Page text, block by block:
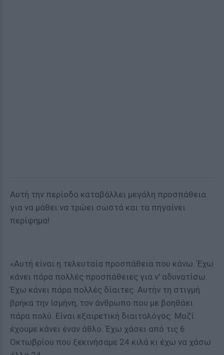
Αυτή την περίοδο καταβάλλει μεγάλη προσπάθεια
για να μάθει να τρώει σωστά και τα πηγαίνει
περίφημα!
«Αυτή είναι η τελευταία προσπάθεια που κάνω. Έχω
κάνει πάρα πολλές προσπάθειες για ν' αδυνατίσω.
Έχω κάνει πάρα πολλές δίαιτες. Αυτήν τη στιγμή
βρήκα την Ισμήνη, τον άνθρωπο που με βοηθάει
πάρα πολύ. Είναι εξαιρετική διαιτολόγος. Μαζί
έχουμε κάνει έναν άθλο. Έχω χάσει από τις 6
Οκτωβρίου που ξεκινήσαμε 24 κιλά κι έχω να χάσω